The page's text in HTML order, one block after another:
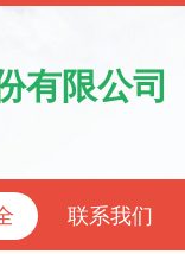
有限公司
联系我们